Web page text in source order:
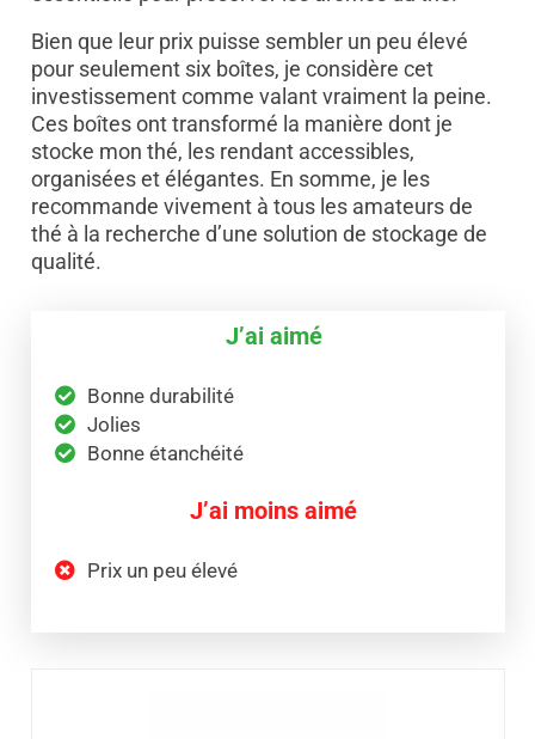
Bien que leur prix puisse sembler un peu élevé
pour seulement six boîtes, je considère cet
investissement comme valant vraiment la peine.
Ces boîtes ont transformé la manière dont je
stocke mon thé, les rendant accessibles,
organisées et élégantes. En somme, je les
recommande vivement à tous les amateurs de
thé à la recherche d’une solution de stockage de
qualité.
J’ai aimé
Bonne durabilité
Jolies
Bonne étanchéité
J’ai moins aimé
Prix un peu élevé